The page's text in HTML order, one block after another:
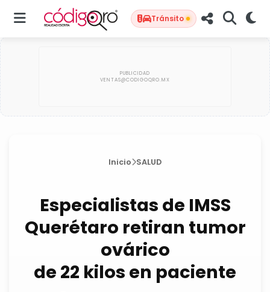
Tránsito
Inicio SALUD
Especialistas de IMSS
Querétaro retiran tumor
ovárico
de 22 kilos en paciente